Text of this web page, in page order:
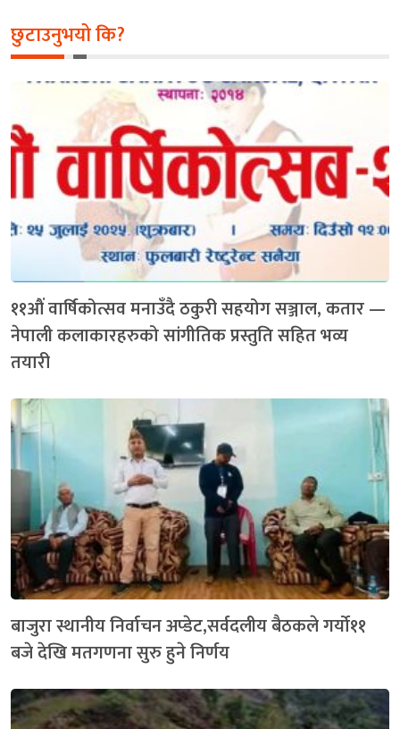
छुटाउनुभयो कि?
११औं वार्षिकोत्सव मनाउँदै ठकुरी सहयोग सञ्जाल, कतार —
नेपाली कलाकारहरुको सांगीतिक प्रस्तुति सहित भव्य
तयारी
बाजुरा स्थानीय निर्वाचन अप्डेट,सर्वदलीय बैठकले गर्यो११
बजे देखि मतगणना सुरु हुने निर्णय